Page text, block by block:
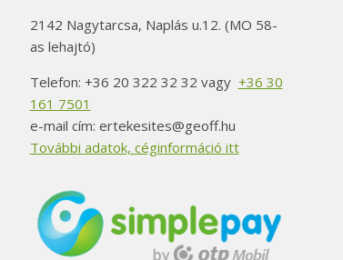
2142 Nagytarcsa, Naplás u.12. (MO 58-
as lehajtó)
Telefon: +36 20 322 32 32 vagy +36 30
161 7501
e-mail cím: ertekesites@geoff.hu
További adatok, céginformáció itt